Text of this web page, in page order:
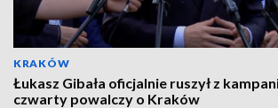
KRAKÓW
Łukasz Gibała oficjalnie ruszył z
czwarty powalczy o Kraków